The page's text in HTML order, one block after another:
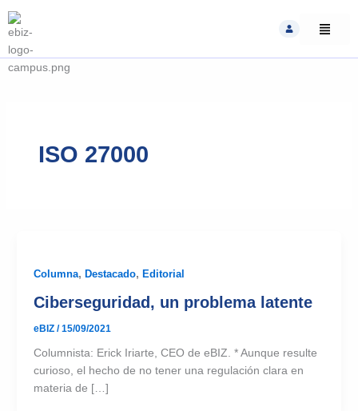
to
content
ISO 27000
Columna, Destacado, Editorial
Ciberseguridad, un problema latente
eBIZ /15/09/2021
Columnista: Erick Iriarte, CEO de eBIZ. * Aunque resulte
curioso, el hecho de no tener una regulación clara en
materia de […]